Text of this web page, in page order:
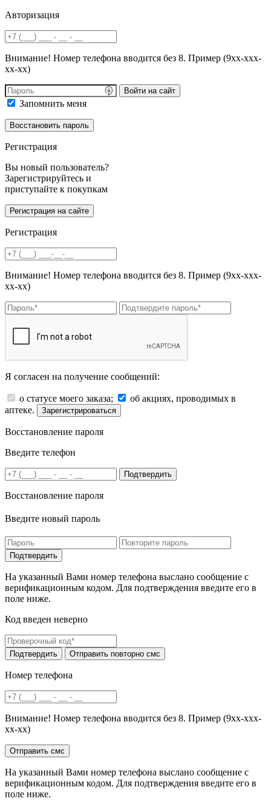
Авторизация
Внимание! Номер телефона вводится без 8. Пример (9хх-ххх-
хх-хх)
Войти на сайт
Запомнить меня
Регистрация
Вы новый пользователь?
Зарегистрируйтесь и
приступайте к покупкам
Регистрация
Внимание! Номер телефона вводится без 8. Пример (9хх-ххх-
хх-хх)
Я согласен на получение сообщений:
о статусе моего заказа;
об акциях, проводимых в
аптеке.
Зарегистрироваться
Восстановление пароля
Введите телефон
Подтвердить
Восстановление пароля
Введите новый пароль
На указанный Вами номер телефона выслано сообщение с
верификационным кодом. Для подтверждения введите его в
поле ниже.
Код введен неверно
Номер телефона
Внимание! Номер телефона вводится без 8. Пример (9хх-ххх-
хх-хх)
На указанный Вами номер телефона выслано сообщение с
верификационным кодом. Для подтверждения введите его в
поле ниже.